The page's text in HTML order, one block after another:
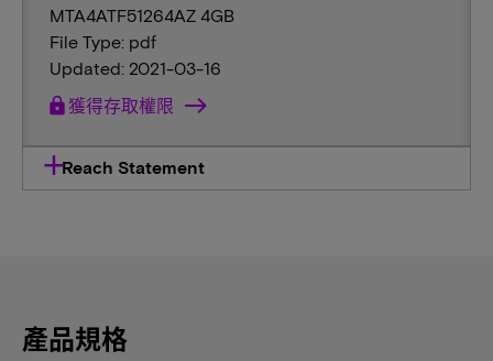
MTA4ATF51264AZ 4GB
File Type: pdf
Updated: 2021-03-16
lock 獲得存取權限
Reach Statement
產品規格